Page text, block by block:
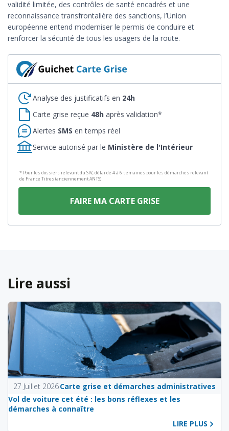
validité limitée, des contrôles de santé encadrés et une
reconnaissance transfrontalière des sanctions, l’Union
européenne entend moderniser le permis de conduire et
renforcer la sécurité de tous les usagers de la route.
Analyse des justificatifs en 24h
Carte grise reçue 48h après validation*
Alertes SMS en temps réel
Service autorisé par le Ministère de l'Intérieur
* Pour les dossiers relevant du SIV, délai de 4 à 6 semaines pour les démarches relevant
de France Titres (anciennement ANTS)
FAIRE MA CARTE GRISE
Lire aussi
27 Juillet 2026Carte grise et démarches administratives
Vol de voiture cet été : les bons réflexes et les
démarches à connaître
LIRE PLUS